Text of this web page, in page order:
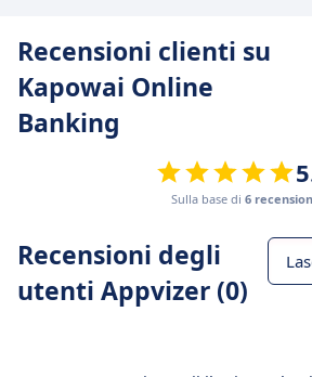
Recensioni clienti su
Kapowai Online
Banking
Sulla base di 6
Recensioni degli
utenti Appvizer (0)